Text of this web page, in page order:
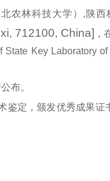
农林科技大学） , 陕西
712100, China] ，
Key Laboratory
布。
定，颁发优秀成果